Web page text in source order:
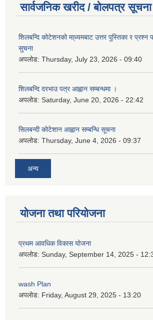
सार्वजनिक खरीद / बोलपत्र सूचना
शिलबन्दि कोटेशनको मा्ध्यमबाट उत्तर पुस्तिका र प्रश्न
सुचना
अपलोड: Thursday, July 23, 2026 - 09:40
शिलबन्दि दरभाउ पत्र आह्वान सम्बन्धमा ।
अपलोड: Saturday, June 20, 2026 - 22:42
सिलबन्दी कोटेशान आह्वान सम्बन्धि सूचना
अपलोड: Thursday, June 4, 2026 - 09:37
अन्य
योजना तथा परियोजना
प्रथम आवधिक विकास योजना
अपलोड: Sunday, September 14, 2025 -
wash Plan
अपलोड: Friday, August 29, 2025 - 13:20